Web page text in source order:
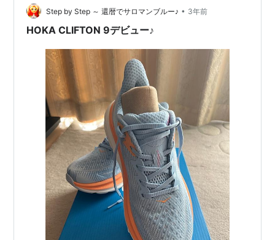
ン 9 11…Step by Step ～ 還暦でサロマンブルー♪ • 3年前
HOKA CLIFTON 9デビュー♪